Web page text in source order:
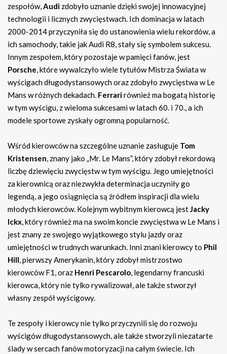
zespołów,Audi zdobyło uznanie dzięki swojej innowacyjnej
technologii i licznych zwycięstwach. Ich dominacja w latach
2000-2014 przyczyniła się do ustanowienia wielu rekordów, a
ich samochody, takie jak Audi R8, stały się symbolem sukcesu.
Innym zespołem, który pozostaje w pamięci fanów, jest
Porsche, które wywalczyło wiele tytułów Mistrza Świata w
wyścigach długodystansowych oraz zdobyło zwycięstwa w Le
Mans w różnych dekadach. Ferrarirównież ma bogatą historię
w tym wyścigu, z wieloma sukcesami w latach 60. i 70., a ich
modele sportowe zyskały ogromną popularność.
Wśród kierowców na szczególne uznanie zasługuje Tom
Kristensen, znany jako „Mr. Le Mans”, który zdobył rekordową
liczbę dziewięciu zwycięstw w tym wyścigu. Jego umiejętności
za kierownicą oraz niezwykła determinacja uczyniły go
legendą, a jego osiągnięcia są źródłem inspiracji dla wielu
młodych kierowców. Kolejnym wybitnym kierowcą jestJacky
Ickx, który również ma na swoim koncie zwycięstwa w Le Mans i
jest znany ze swojego wyjątkowego stylu jazdy oraz
umiejętności w trudnych warunkach. Inni znani kierowcy to Phil
Hill, pierwszy Amerykanin, który zdobył mistrzostwo
kierowców F1, oraz Henri Pescarolo, legendarny francuski
kierowca, który nie tylko rywalizował, ale także stworzył
własny zespół wyścigowy.
Te zespoły i kierowcy nie tylko przyczynili się do rozwoju
wyścigów długodystansowych, ale także stworzyli niezatarte
ślady w sercach fanów motoryzacji na całym świecie. Ich